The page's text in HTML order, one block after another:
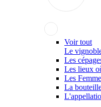
Voir tout
Le
Les
Les lieux
Les
La